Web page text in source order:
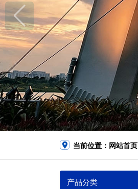
当前位置： 网站首页
产品分类